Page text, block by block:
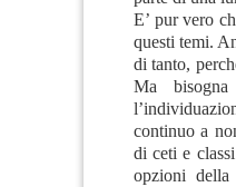
E’ pur vero
questi temi.
di tanto,
Ma
continuo a
di ceti e
opzioni della